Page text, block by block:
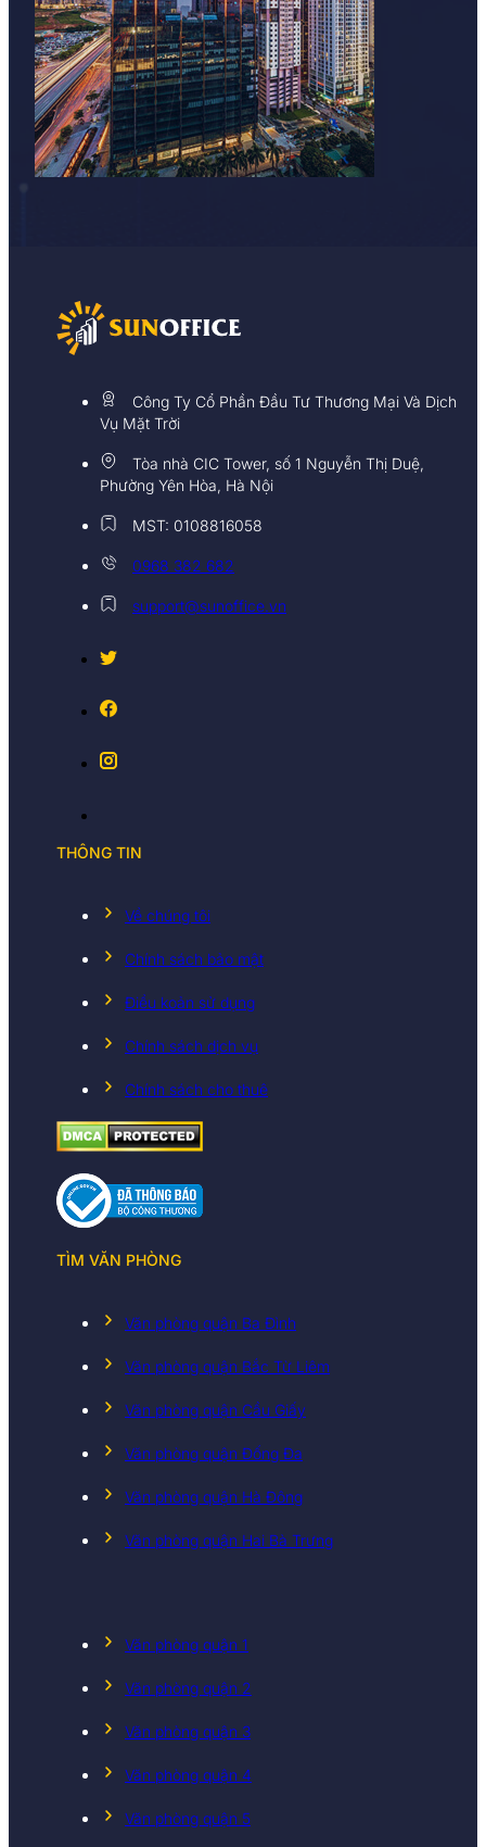
Công Ty Cổ Phần Đầu Tư Thương Mại Và Dịch
Vụ Mặt Trời
Tòa nhà CIC Tower, số 1 Nguyễn Thị Duệ,
Phường Yên Hòa, Hà Nội
MST: 0108816058
0968 382 682
support@sunoffice.vn
THÔNG TIN
Về chúng tôi
Chính sách bảo mật
Điều koản sử dụng
Chính sách dịch vụ
Chính sách cho thuê
TÌM VĂN PHÒNG
Văn phòng quận Ba Đình
Văn phòng quận Bắc Từ Liêm
Văn phòng quận Cầu Giấy
Văn phòng quận Đống Đa
Văn phòng quận Hà Đông
Văn phòng quận Hai Bà Trưng
Văn phòng quận 1
Văn phòng quận 2
Văn phòng quận 3
Văn phòng quận 4
Văn phòng quận 5